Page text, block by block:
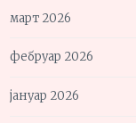
март 2026
фебруар 2026
јануар 2026